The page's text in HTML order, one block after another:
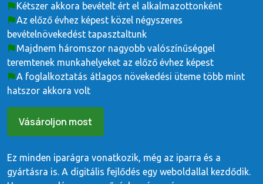
Kétszer akkora bevételt ért el alkalmazottonként
Az előző évhez képest közel négyszeres
bevételnövekedést tapasztaltunk
Majdnem háromszor nagyobb valószínűséggel
teremtenek munkahelyeket az előző évhez képest
A foglalkoztatás átlagos növekedési üteme több mint
hatszor akkora volt
Vásároljon most
Ez minden iparágra vonatkozik, még az iparra és a
gyártásra is. A digitális fejlődés egy weboldallal kezdődik.